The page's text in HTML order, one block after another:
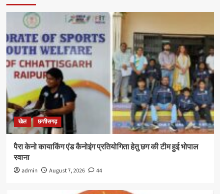
खेल छत्तीसगढ़
पैरा केनो कायाकिंग एंड कैनोइंग प्रतियोगिता हेतु छग की टीम हुई भोपाल
रवाना
admin August 7, 2026 44